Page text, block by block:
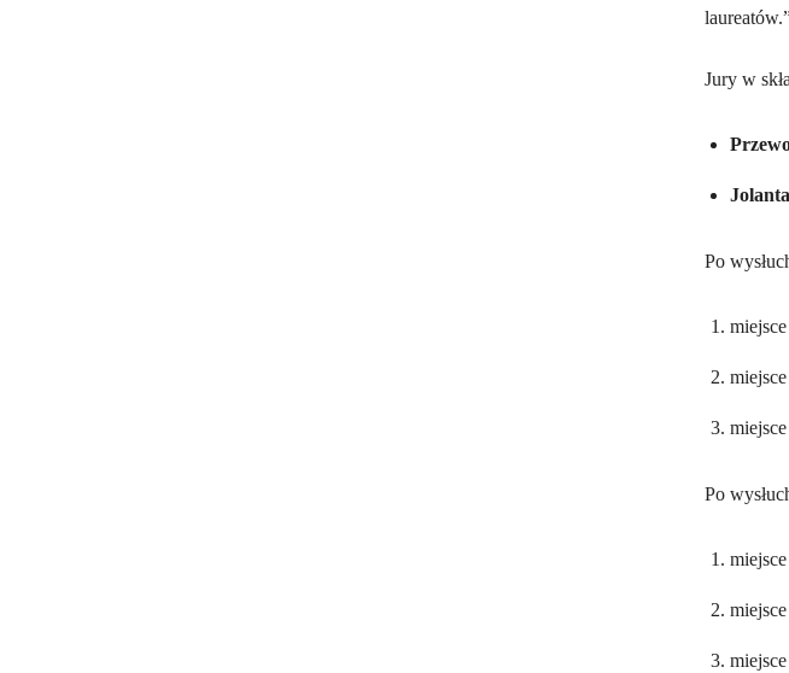
Jury w
Po
Po